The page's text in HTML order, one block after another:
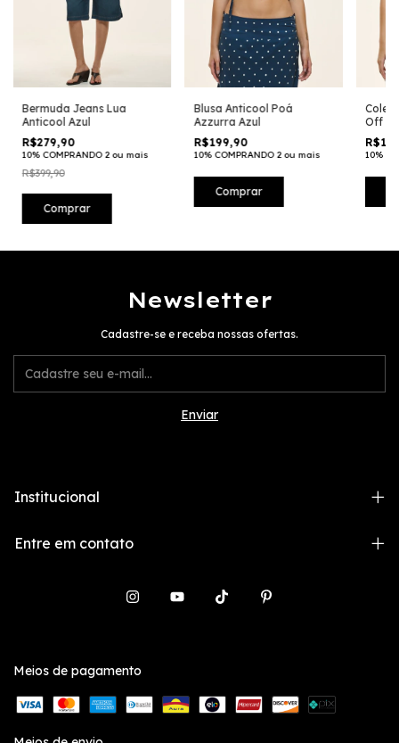
Bermuda Jeans Lua
Anticool Azul
R$279,90
10% COMPRANDO 2 ou mais
R$399,90
Comprar
Blusa Anticool Poá
Azzurra Azul
R$199,90
10% COMPRANDO 2 ou mais
Comprar
Off
10%
Newsletter
Cadastre-se e receba nossas ofertas.
Institucional
Entre em contato
Meios de pagamento